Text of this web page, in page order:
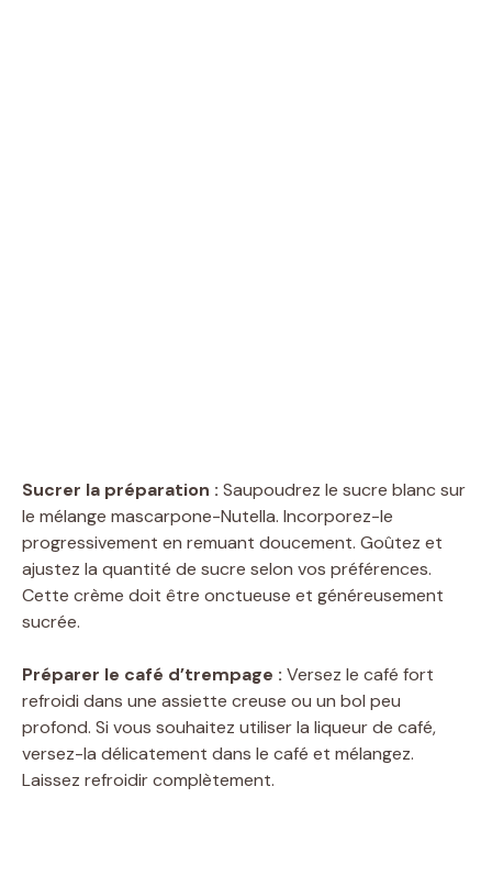
Sucrer la préparation : Saupoudrez le sucre blanc sur
le mélange mascarpone-Nutella. Incorporez-le
progressivement en remuant doucement. Goûtez et
ajustez la quantité de sucre selon vos préférences.
Cette crème doit être onctueuse et généreusement
sucrée.
Préparer le café d’trempage : Versez le café fort
refroidi dans une assiette creuse ou un bol peu
profond. Si vous souhaitez utiliser la liqueur de café,
versez-la délicatement dans le café et mélangez.
Laissez refroidir complètement.